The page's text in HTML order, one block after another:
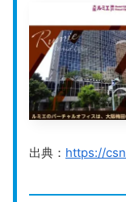
ハーベストは、
オフィスです。
長期割引プラン
割引になります
契約した場合、
出典： https://